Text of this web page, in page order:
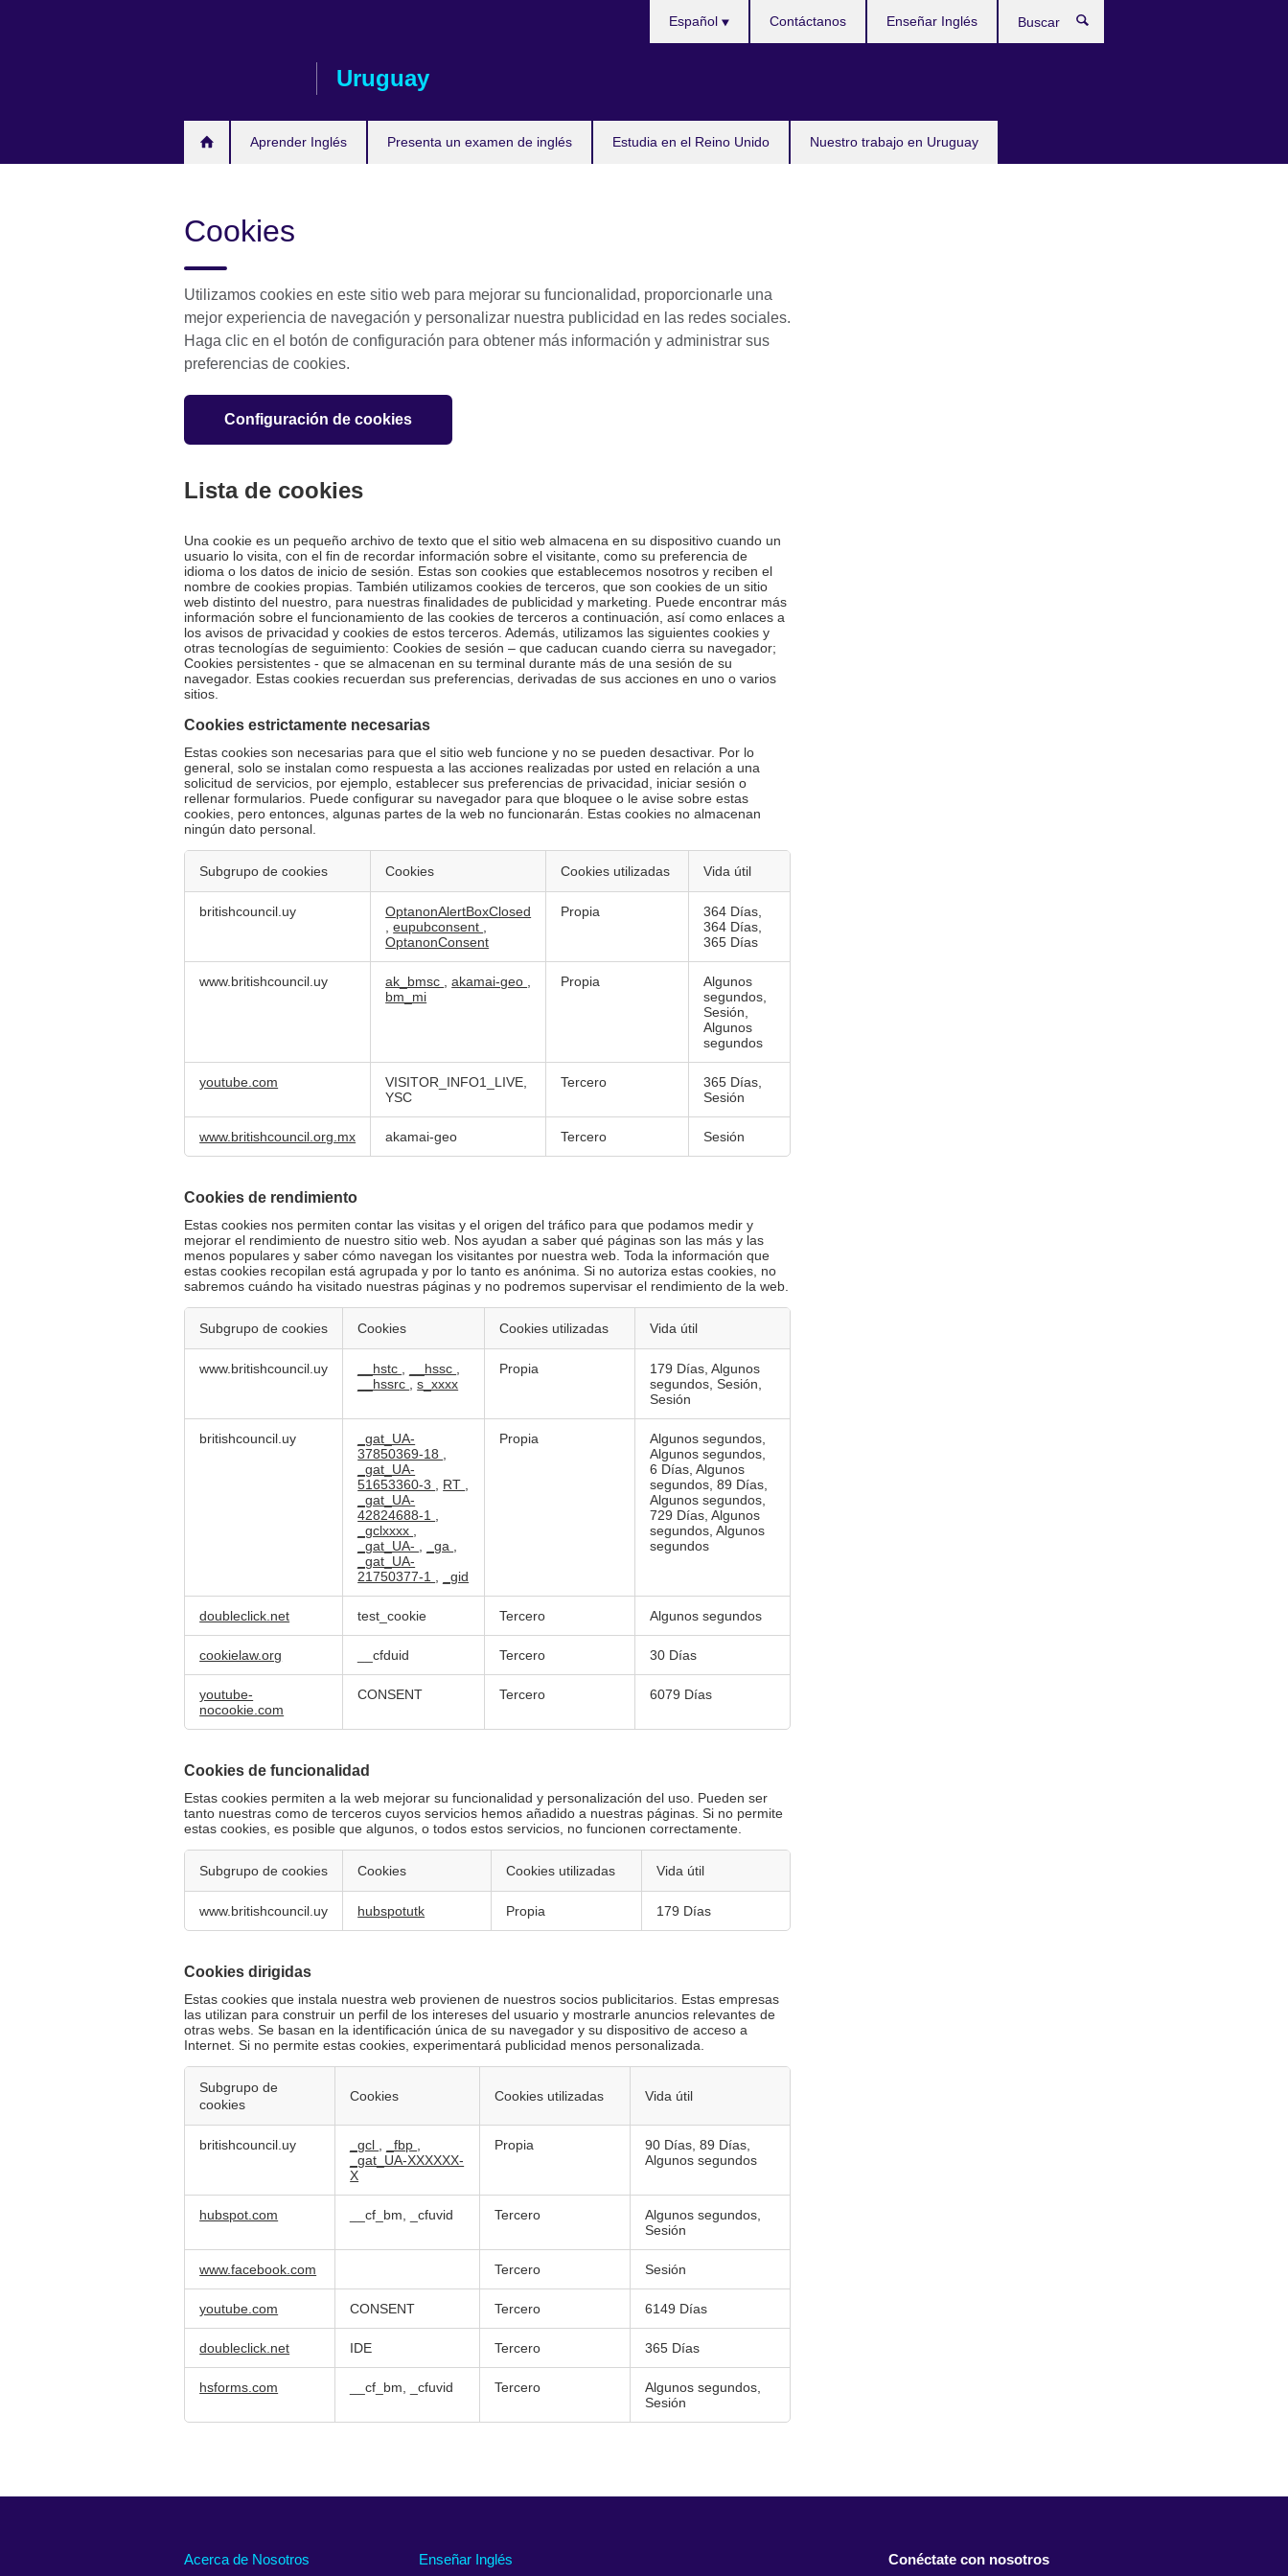
Uruguay
Aprender Inglés Presenta un examen de inglés Estudia en el Reino Unido Nuestro trabajo en Uruguay
Español Contáctanos Enseñar Inglés
Cookies
Utilizamos cookies en este sitio web para mejorar su funcionalidad, proporcionarle una
mejor experiencia de navegación y personalizar nuestra publicidad en las redes sociales.
Haga clic en el botón de configuración para obtener más información y administrar sus
preferencias de cookies.
Configuración de cookies
Lista de cookies
Una cookie es un pequeño archivo de texto que el sitio web almacena en su dispositivo cuando un
usuario lo visita, con el fin de recordar información sobre el visitante, como su preferencia de
idioma o los datos de inicio de sesión. Estas son cookies que establecemos nosotros y reciben el
nombre de cookies propias. También utilizamos cookies de terceros, que son cookies de un sitio
web distinto del nuestro, para nuestras finalidades de publicidad y marketing. Puede encontrar más
información sobre el funcionamiento de las cookies de terceros a continuación, así como enlaces a
los avisos de privacidad y cookies de estos terceros. Además, utilizamos las siguientes cookies y
otras tecnologías de seguimiento: Cookies de sesión – que caducan cuando cierra su navegador;
Cookies persistentes - que se almacenan en su terminal durante más de una sesión de su
navegador. Estas cookies recuerdan sus preferencias, derivadas de sus acciones en uno o varios
sitios.
Cookies estrictamente necesarias
Estas cookies son necesarias para que el sitio web funcione y no se pueden desactivar. Por lo
general, solo se instalan como respuesta a las acciones realizadas por usted en relación a una
solicitud de servicios, por ejemplo, establecer sus preferencias de privacidad, iniciar sesión o
rellenar formularios. Puede configurar su navegador para que bloquee o le avise sobre estas
cookies, pero entonces, algunas partes de la web no funcionarán. Estas cookies no almacenan
ningún dato personal.
estrictamente
Subgrupo de cookies Cookies Cookies utilizadas Vida útil
britishcouncil.uy
OptanonAlertBoxClosed
,eupubconsent ,
OptanonConsent
Propia
364 Días,
364 Días,
365 Días
www.britishcouncil.uy ak_bmsc ,akamai-geo ,
bm_mi
Propia
Algunos
segundos,
Sesión,
Algunos
segundos
youtube.com
VISITOR_INFO1_LIVE,
YSC
Tercero
365 Días,
Sesión
www.britishcouncil.org.mx akamai-geo Tercero Sesión
Cookies de rendimiento
Estas cookies nos permiten contar las visitas y el origen del tráfico para que podamos medir y
mejorar el rendimiento de nuestro sitio web. Nos ayudan a saber qué páginas son las más y las
menos populares y saber cómo navegan los visitantes por nuestra web. Toda la información que
estas cookies recopilan está agrupada y por lo tanto es anónima. Si no autoriza estas cookies, no
sabremos cuándo ha visitado nuestras páginas y no podremos supervisar el rendimiento de la web.
de
Subgrupo de cookies Cookies Cookies utilizadas Vida útil
www.britishcouncil.uy __hstc , __hssc ,
__hssrc ,s_xxxx
Propia
179 Días, Algunos
segundos, Sesión,
Sesión
britishcouncil.uy
_gat_UA-
37850369-18 ,
_gat_UA-
51653360-3 , RT ,
_gat_UA-
42824688-1 ,
_gclxxxx ,
_gat_UA- , _ga ,
_gat_UA-
21750377-1 , _gid
Propia
Algunos segundos,
Algunos segundos,
6 Días, Algunos
segundos, 89 Días,
Algunos segundos,
729 Días, Algunos
segundos, Algunos
segundos
doubleclick.net test_cookie Tercero Algunos segundos
cookielaw.org __cfduid Tercero 30 Días
youtube-
nocookie.com
CONSENT Tercero 6079 Días
Cookies de funcionalidad
Estas cookies permiten a la web mejorar su funcionalidad y personalización del uso. Pueden ser
tanto nuestras como de terceros cuyos servicios hemos añadido a nuestras páginas. Si no permite
estas cookies, es posible que algunos, o todos estos servicios, no funcionen correctamente.
de
funcionalidad
Subgrupo de cookies Cookies Cookies utilizadas Vida útil
www.britishcouncil.uy hubspotutk Propia 179 Días
Cookies dirigidas
Estas cookies que instala nuestra web provienen de nuestros socios publicitarios. Estas empresas
las utilizan para construir un perfil de los intereses del usuario y mostrarle anuncios relevantes de
otras webs. Se basan en la identificación única de su navegador y su dispositivo de acceso a
Internet. Si no permite estas cookies, experimentará publicidad menos personalizada.
dirigidas
Subgrupo de
cookies
Cookies Cookies utilizadas Vida útil
britishcouncil.uy _gcl , _fbp ,
_gat_UA-XXXXXX-
X
Propia
90 Días, 89 Días,
Algunos segundos
hubspot.com __cf_bm, _cfuvid Tercero
Algunos segundos,
Sesión
www.facebook.com Tercero Sesión
youtube.com CONSENT Tercero 6149 Días
doubleclick.net IDE Tercero 365 Días
hsforms.com __cf_bm, _cfuvid Tercero
Algunos segundos,
Sesión
Acerca de Nosotros Enseñar Inglés Conéctate con nosotros